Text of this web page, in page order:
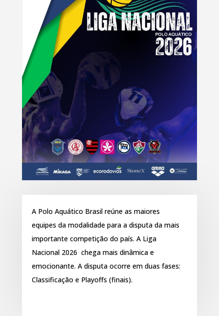
A Polo Aquático Brasil reúne as maiores
equipes da modalidade para a disputa da mais
importante competição do país. A Liga
Nacional 2026 chega mais dinâmica e
emocionante. A disputa ocorre em duas fases:
Classificação e Playoffs (finais).